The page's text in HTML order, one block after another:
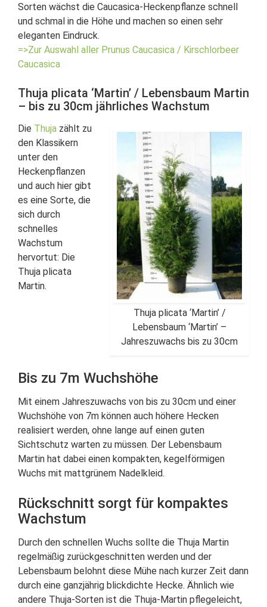
Sorten wächst die Caucasica-Heckenpflanze schnell
und schmal in die Höhe und machen so einen sehr
eleganten Eindruck.
=>Zur Auswahl aller Prunus Caucasica / Kirschlorbeer
Caucasica
Thuja plicata ‘Martin’ / Lebensbaum Martin
– bis zu 30cm jährliches Wachstum
Thuja plicata ‘Martin’ /
Lebensbaum ‘Martin’ –
Jahreszuwachs bis zu 30cm
Die Thuja zählt zu
den Klassikern
unter den
Heckenpflanzen
und auch hier gibt
es eine Sorte, die
sich durch
schnelles
Wachstum
hervortut: Die
Thuja plicata
Martin.
Bis zu 7m Wuchshöhe
Mit einem Jahreszuwachs von bis zu 30cm und einer
Wuchshöhe von 7m können auch höhere Hecken
realisiert werden, ohne lange auf einen guten
Sichtschutz warten zu müssen. Der Lebensbaum
Martin hat dabei einen kompakten, kegelförmigen
Wuchs mit mattgrünem Nadelkleid.
Rückschnitt sorgt für kompaktes
Wachstum
Durch den schnellen Wuchs sollte die Thuja Martin
regelmäßig zurückgeschnitten werden und der
Lebensbaum belohnt diese Mühe nach kurzer Zeit dann
durch eine ganzjährig blickdichte Hecke. Ähnlich wie
andere Thuja-Sorten ist die Thuja-Martin pflegeleicht,